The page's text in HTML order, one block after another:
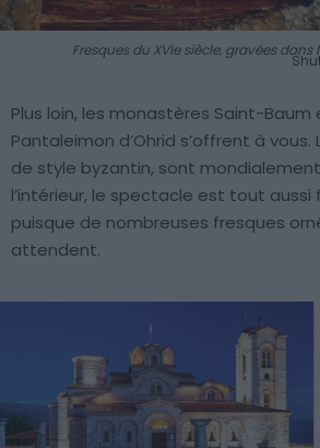
Fresques du XVIe siècle, gravées dans
Plus loin, les monastères Saint-
Pantaleimon d’Ohrid s’offrent à
de style byzantin, sont
l’intérieur, le spectacle est tout
puisque de nombreuses fresques
attendent.